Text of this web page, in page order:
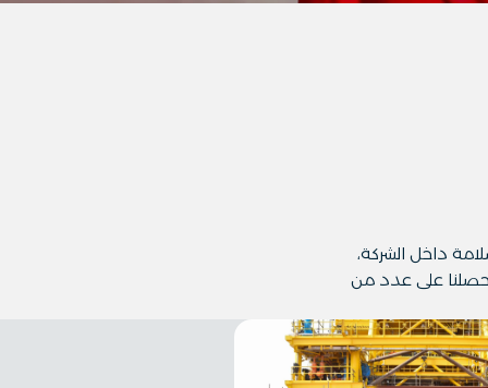
داخل الشركة،
وحصلنا على عدد من